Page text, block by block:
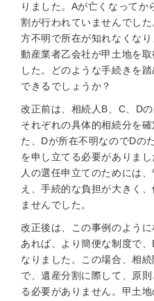
りました。Aが亡くなって
割が行われていませんでし
方不明で所在が知れなくな
動産業者乙会社が甲土地を
した。どのような手続きを
できるでしょうか？
改正前は、相続人B、C、D
それぞれの具体的相続分を
た、Dが所在不明なのでDの
を申し立てる必要がありま
人の選任申立てのためには
え、手続的な負担が大きく
ませんでした。
改正後は、この事例のよう
あれば、より簡便な制度で
なりました。この場合、相
で、遺産分割に際して、原
る必要がありません。甲土